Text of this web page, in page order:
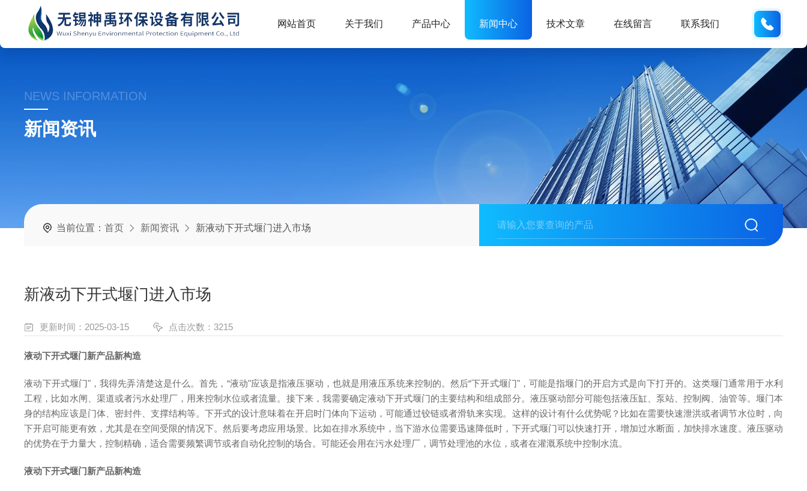
网站首页 关于我们 产品中心 新闻中心 技术文章 在线留言 联系我们
NEWS INFORMATION
新闻资讯
当前位置：首页 新闻资讯 新液动下开式堰门进入市场
新液动下开式堰门进入市场
更新时间：2025-03-15 点击次数：3215
液动下开式堰门新产品新构造
液动下开式堰门"，我得先弄清楚这是什么。首先，“液动"应该是指液压驱动，也就是用液压系统来控制的。然后“下开式堰门"，可能是指堰门的开启方式是向下打开的。这类堰门通常用于水利
工程，比如水闸、渠道或者污水处理厂，用来控制水位或者流量。 接下来，我需要确定液动下开式堰门的主要结构和组成部分。液压驱动部分可能包括液压缸、泵站、控制阀、油管等。堰门本
身的结构应该是门体、密封件、支撑结构等。下开式的设计意味着在开启时门体向下运动，可能通过铰链或者滑轨来实现。这样的设计有什么优势呢？比如在需要快速泄洪或者调节水位时，向
下开启可能更有效，尤其是在空间受限的情况下。然后要考虑应用场景。比如在排水系统中，当下游水位需要迅速降低时，下开式堰门可以快速打开，增加过水断面，加快排水速度。液压驱动
的优势在于力量大，控制精确，适合需要频繁调节或者自动化控制的场合。可能还会用在污水处理厂，调节处理池的水位，或者在灌溉系统中控制水流。
液动下开式堰门新产品新构造